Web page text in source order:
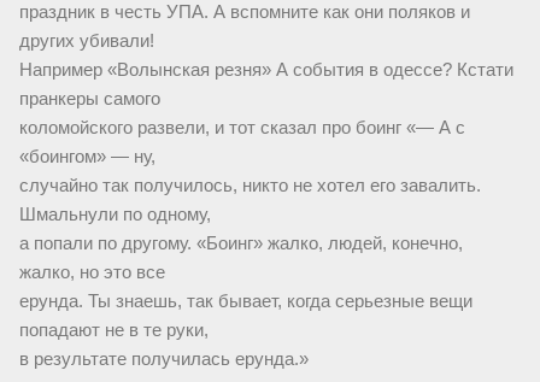
праздник в честь УПА. А вспомните как они поляков и
других убивали!
Например «Волынская резня» А события в одессе? Кстати
пранкеры самого
коломойского развели, и тот сказал про боинг «— А с
«боингом» — ну,
случайно так получилось, никто не хотел его завалить.
Шмальнули по одному,
а попали по другому. «Боинг» жалко, людей, конечно,
жалко, но это все
ерунда. Ты знаешь, так бывает, когда серьезные вещи
попадают не в те руки,
в результате получилась ерунда.»